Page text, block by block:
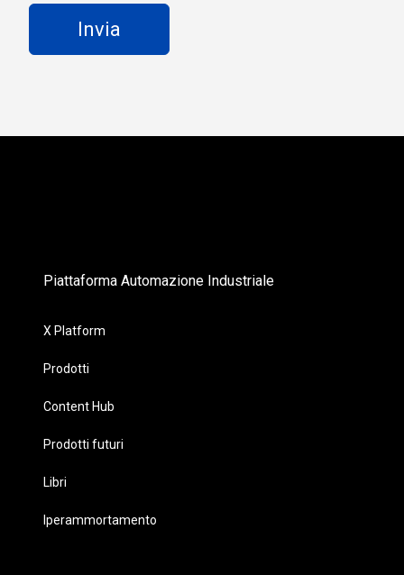
Piattaforma Automazione Industriale
X Platform
Prodotti
Content Hub
Prodotti futuri
Libri
Iperammortamento